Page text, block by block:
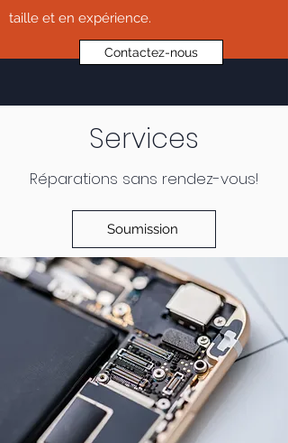
taille et en expérience.
Contactez-nous
Services
Réparations sans rendez-vous!
Soumission